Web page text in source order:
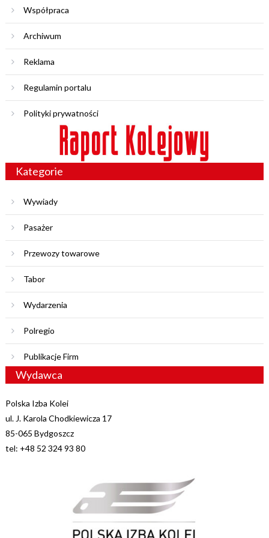
Współpraca
Archiwum
Reklama
Regulamin portalu
Polityki prywatności
Kategorie
Wywiady
Pasażer
Przewozy towarowe
Tabor
Wydarzenia
Polregio
Publikacje Firm
Wydawca
Polska Izba Kolei
ul. J. Karola Chodkiewicza 17
85-065 Bydgoszcz
tel: +48 52 324 93 80